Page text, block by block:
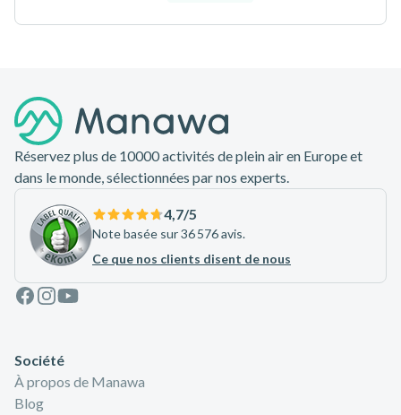
Réservez plus de 10000 activités de plein air en Europe et
dans le monde, sélectionnées par nos experts.
4,7/5
Note basée sur 36 576 avis.
Ce que nos clients disent de nous
Facebook
Instagram
Youtube
Société
À propos de Manawa
Blog